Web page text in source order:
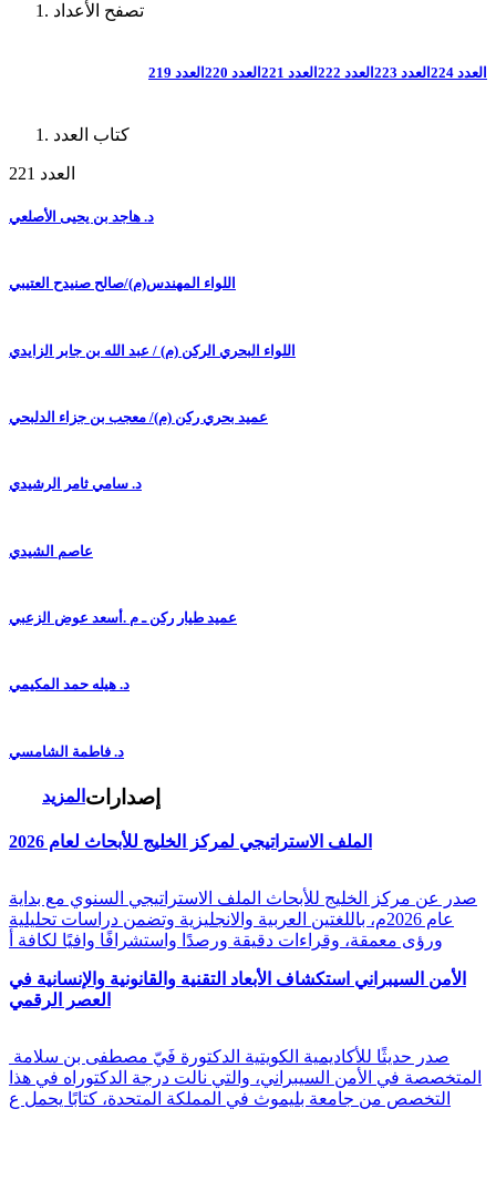
تصفح الأعداد
العدد 224 العدد 223 العدد 222 العدد 221 العدد 220 العدد 219
كتاب العدد
العدد 221
د. هاجد بن يحيى الأصلعي
اللواء المهندس(م)/صالح صنيدح العتيبي
اللواء البحري الركن (م) / عبد الله بن جابر الزايدي
عميد بحري ركن (م)/ معجب بن جزاء الدلبحي
د. سامي ثامر الرشيدي
عاصم الشيدي
عميد طيار ركن ـ م .أسعد عوض الزعبي
د. هيله حمد المكيمي
د. فاطمة الشامسي
المزيد إصدارات
الملف الاستراتيجي لمركز الخليج للأبحاث لعام 2026
صدر عن مركز الخليج للأبحاث الملف الاستراتيجي السنوي مع بداية
عام 2026م، باللغتين العربية والانجليزية وتضمن دراسات تحليلية
ورؤى معمقة، وقراءات دقيقة ورصدًا واستشرافًا وافيًا لكافة أ
الأمن السيبراني استكشاف الأبعاد التقنية والقانونية والإنسانية في
العصر الرقمي
المتخصصة في الأمن السيبراني، والتي نالت درجة الدكتوراه في هذا
التخصص من جامعة بليموث في المملكة المتحدة، كتابًا يحمل ع